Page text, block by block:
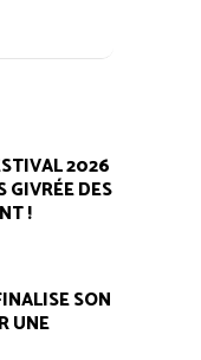
2026
GIVRÉE DES
!
SON
UNE